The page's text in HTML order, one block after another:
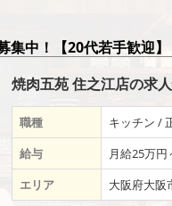
焼肉五苑 住之江店の求
中！【20代若手歓迎】
職種
キッチン /
給与
月給25万円
エリア
大阪府大阪